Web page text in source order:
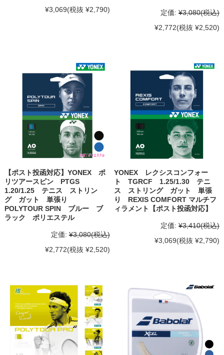
¥3,069(税抜 ¥2,790) 定価: ¥3,080(税込)
¥2,772(税抜 ¥2,520)
【ポスト投函対応】YONEX ポ
リツアースピン PTGS
1.20/1.25 テニス ストリン
グ ガット 単張り
POLYTOUR SPIN ブルー ブ
ラック ポリエステル
定価: ¥3,080(税込)
¥2,772(税抜 ¥2,520)
YONEX レクシスコンフォー
ト TGRCF 1.25/1.30 テニ
ス ストリング ガット 単張
り REXIS COMFORT マルチフ
ィラメント【ポスト投函対応】
定価: ¥3,410(税込)
¥3,069(税抜 ¥2,790)